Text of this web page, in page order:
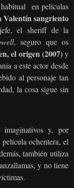
habitual en películas
Valentín sangriento
el sheriff de la
, seguro que os
el origen (2007)y
a este actor desde
al personaje tan
la cosa sigue sin
imaginativos y, por
ochentera, el
también utiliza
y no tiene